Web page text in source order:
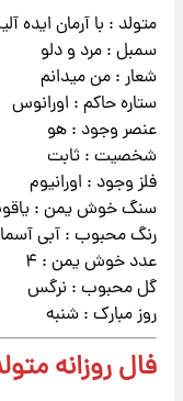
متولد : با آرمان ایده
سمبل : مرد و دلو
شعار : من میدانم
ستاره حاکم : اورانوس
عنصر وجود : هو
شخصیت : ثابت
فلز وجود : اورانیوم
سنگ خوش یمن :
رنگ محبوب : آبی
عدد خوش یمن : ۴
گل محبوب : نرگس
روز مبارک : شنبه
فال روزانه